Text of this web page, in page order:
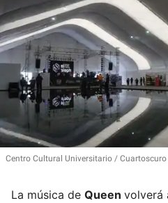
Centro Cultural Universitario Cuartoscuro
La música de Queen volverá